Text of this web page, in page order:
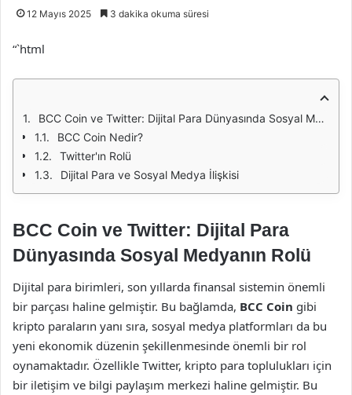
12 Mayıs 2025 3 dakika okuma süresi
“`html
BCC Coin ve Twitter: Dijital Para Dünyasında Sosyal Medyanın Rolü
BCC Coin Nedir?
Twitter'ın Rolü
Dijital Para ve Sosyal Medya İlişkisi
BCC Coin ve Twitter: Dijital Para
Dünyasında Sosyal Medyanın Rolü
Dijital para birimleri, son yıllarda finansal sistemin önemli
bir parçası haline gelmiştir. Bu bağlamda, BCC Coin gibi
kripto paraların yanı sıra, sosyal medya platformları da bu
yeni ekonomik düzenin şekillenmesinde önemli bir rol
oynamaktadır. Özellikle Twitter, kripto para toplulukları için
bir iletişim ve bilgi paylaşım merkezi haline gelmiştir. Bu